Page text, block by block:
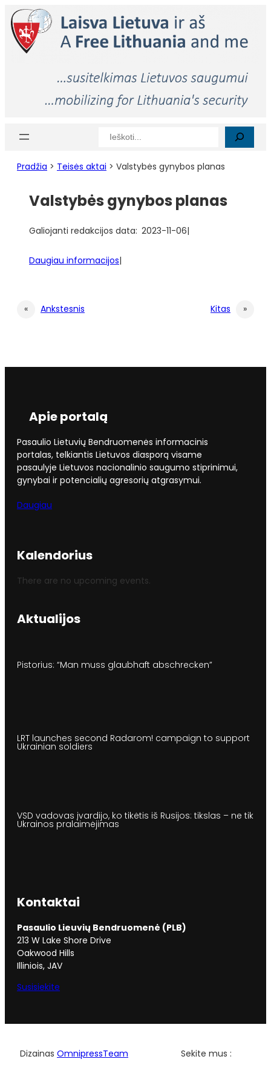
Eiti
prie
turinio
Paieška
Pradžia > Teisės aktai > Valstybės gynybos planas
Valstybės gynybos planas
Galiojanti redakcijos data: 2023-11-06|
Daugiau informacijos|
« Ankstesnis Kitas »
Apie portalą
Pasaulio Lietuvių Bendruomenės informacinis
portalas, telkiantis Lietuvos diasporą visame
pasaulyje Lietuvos nacionalinio saugumo stiprinimui,
gynybai ir potencialių agresorių atgrasymui.
Daugiau
Kalendorius
There are no upcoming events.
Aktualijos
Pistorius: “Man muss glaubhaft abschrecken”
LRT launches second Radarom! campaign to support
Ukrainian soldiers
VSD vadovas įvardijo, ko tikėtis iš Rusijos: tikslas – ne tik
Ukrainos pralaimėjimas
Kontaktai
Pasaulio Lieuvių Bendruomenė (PLB)
213 W Lake Shore Drive
Oakwood Hills
Illiniois, JAV
Susisiekite
Dizainas OmnipressTeam Sekite mus :